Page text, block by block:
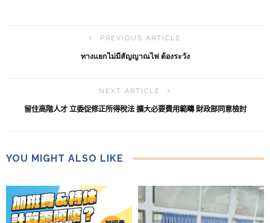
PREVIOUS ARTICLE
ทางแยกไม่มีสัญญาณไฟ ต้องระวัง
NEXT ARTICLE
留住高階人才 立委促修正所得稅法 擴大必要費用範疇 財政部同意檢討
YOU MIGHT ALSO LIKE